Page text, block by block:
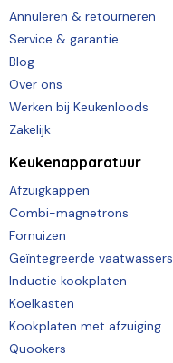
Annuleren & retourneren
Service & garantie
Blog
Over ons
Werken bij Keukenloods
Zakelijk
Keukenapparatuur
Afzuigkappen
Combi-magnetrons
Fornuizen
Geïntegreerde vaatwassers
Inductie kookplaten
Koelkasten
Kookplaten met afzuiging
Quookers